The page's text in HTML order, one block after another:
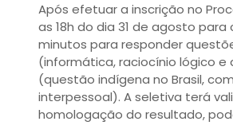
Após efetuar a inscrição no
as 18h do dia 31 de agosto
minutos para responder
(informática, raciocínio lógico
(questão indígena no Brasil,
interpessoal). A seletiva terá
homologação do resultado,